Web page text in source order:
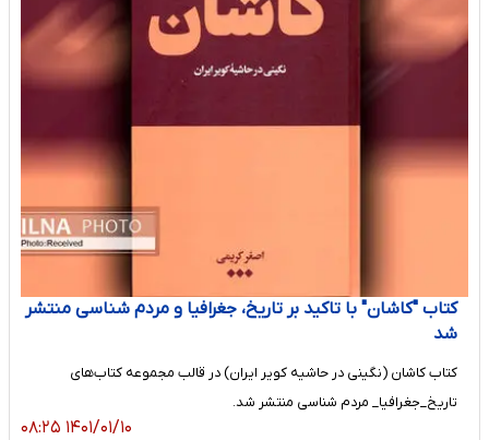
کتاب "کاشان" با تاکید بر تاریخ، جغرافیا و مردم شناسی منتشر
شد
کتاب کاشان (نگینی در حاشیه کویر ایران) در قالب مجموعه کتاب‌های
تاریخ_جغرافیا_ مردم شناسی منتشر شد.
۱۴۰۱/۰۱/۱۰ ۰۸:۲۵